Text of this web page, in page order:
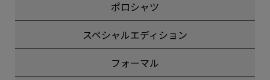
ポロシャツ
スペシャルエディション
フォーマル